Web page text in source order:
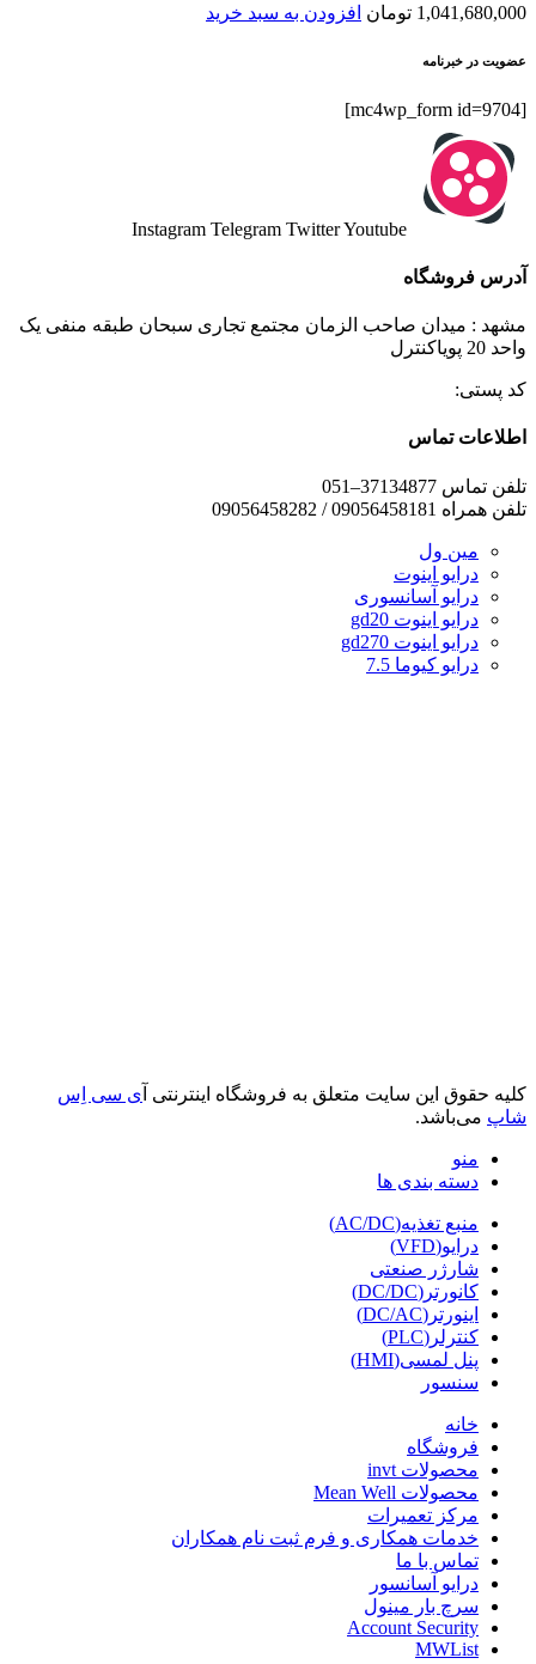
1,041,680,000 تومان افزودن به سبد خرید
عضویت در خبرنامه
[mc4wp_form id=9704]
Instagram Telegram TwitterYoutube
آدرس فروشگاه
مشهد : میدان صاحب الزمان مجتمع تجاری سبحان طبقه منفی یک
واحد 20 پویاکنترل
کد پستی:
اطلاعات تماس
تلفن تماس 37134877–051
تلفن همراه 09056458181 / 09056458282
مین ول
درایو اینوت
درایو آسانسوری
درایو اینوت gd20
درایو اینوت gd270
درایو کیوما 7.5
کلیه حقوق این سایت متعلق به فروشگاه اینترنتی آ ی سی اِس
شاپ می‌باشد.
منو
دسته بندی ها
منبع تغذیه(AC/DC)
درایو(VFD)
شارژر صنعتی
کانورتر(DC/DC)
اینورتر(DC/AC)
کنترلر(PLC)
پنل لمسی(HMI)
سنسور
خانه
فروشگاه
محصولات invt
محصولات Mean Well
مرکز تعمیرات
خدمات همکاری و فرم ثبت نام همکاران
تماس با ما
درایو آسانسور
سرچ بار مینول
Account Security
MWList